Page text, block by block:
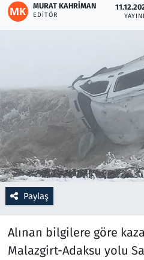
MURAT KAHRIMAN
EDITÖR
Paylaş
Alınan bilgilere göre
Malazgirt-Adaksu yolu
Ramazan
Resmi İlanlar
Rüya Tabirleri
Sağlık
Savunma Sanayi
Seçim 2023